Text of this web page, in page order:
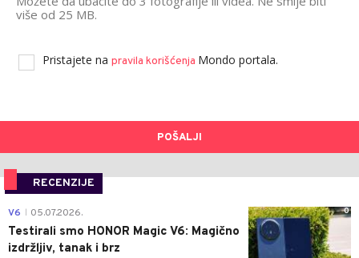
više od 25 MB.
Pristajete na pravila korišćenja Mondo portala.
POŠALJI
RECENZIJE
0
V6 05.07.2026.
Testirali smo HONOR Magic V6: Magično
izdržljiv, tanak i brz